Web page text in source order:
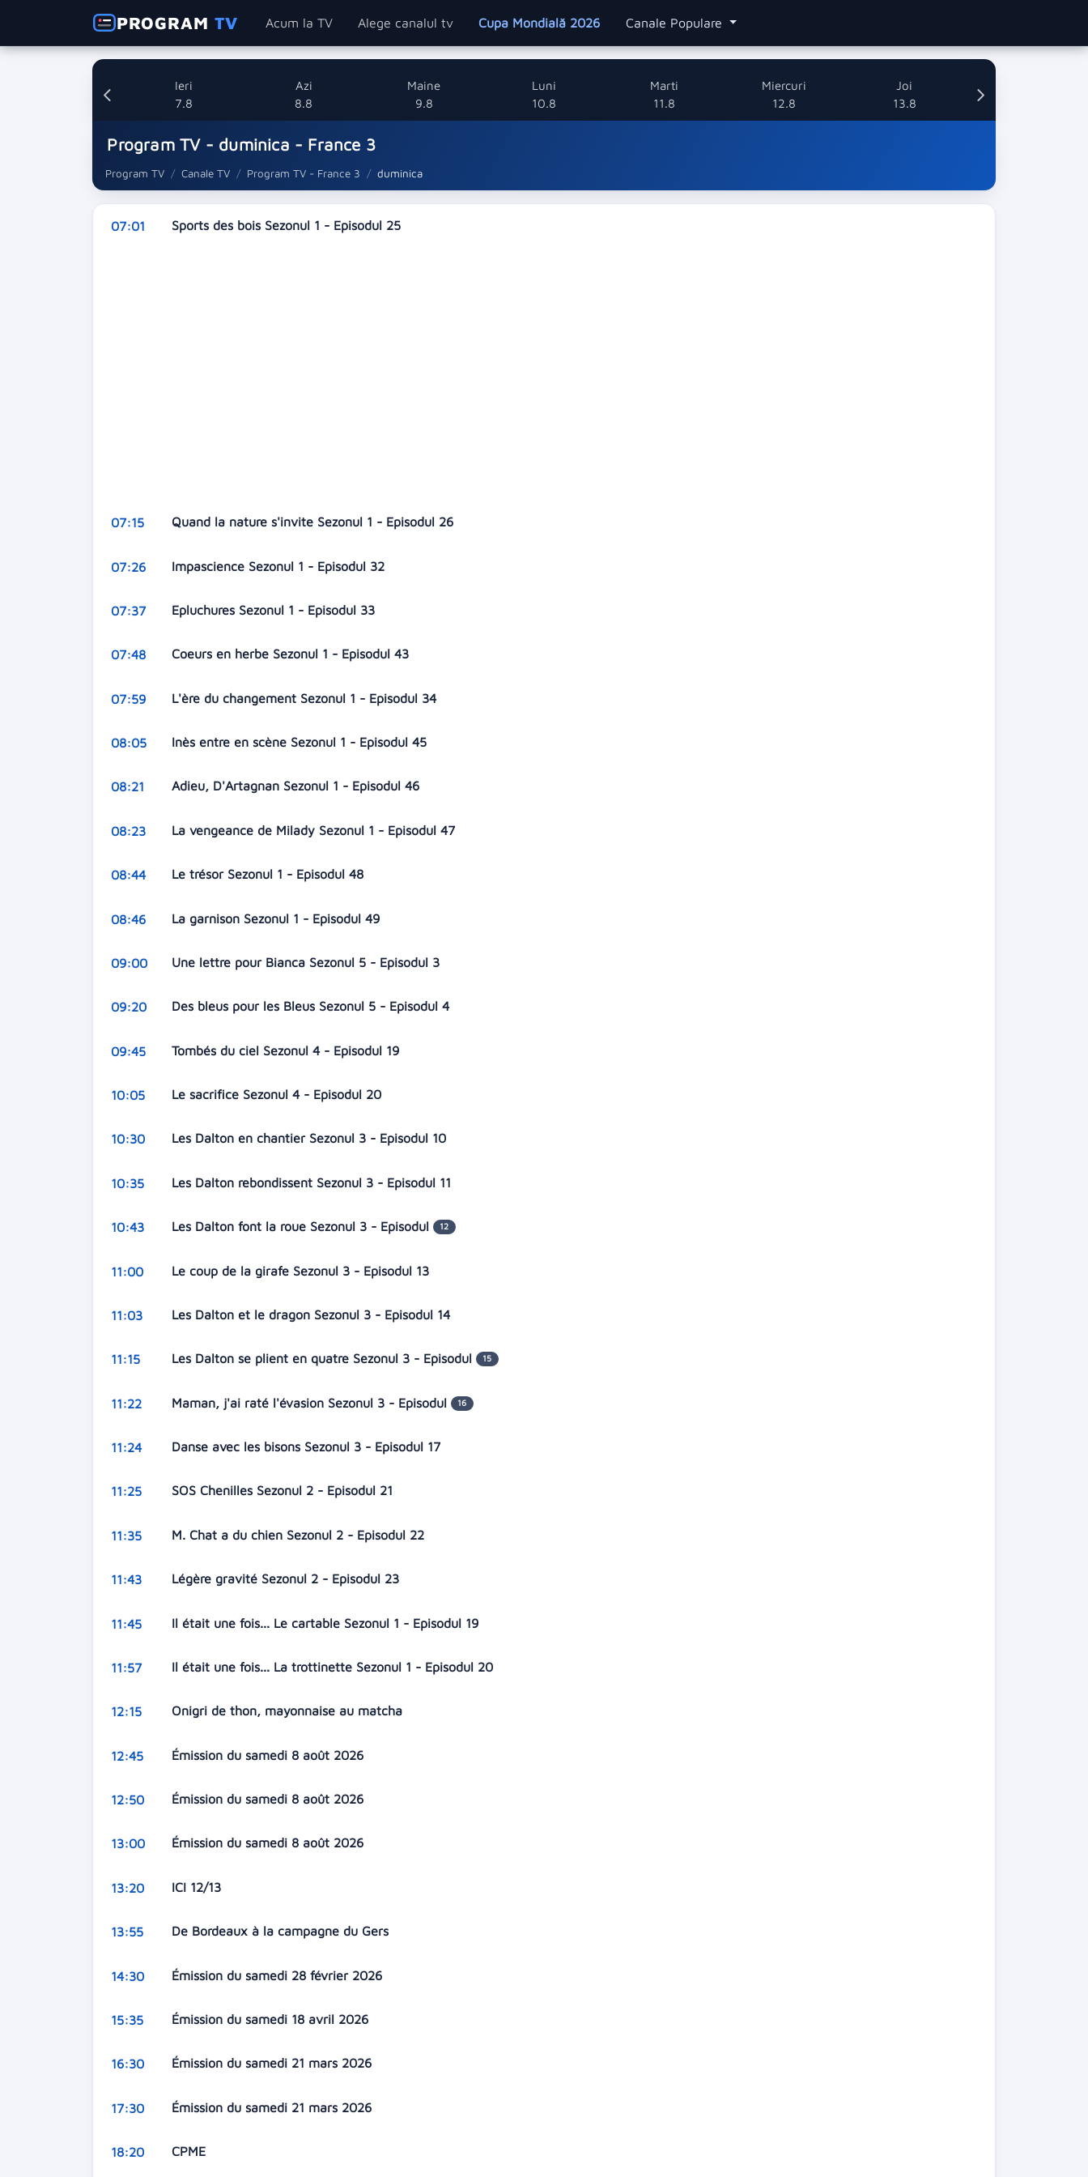
PROGRAMTV Acum la TV Alege canalul tv Cupa Mondială 2026 Canale Populare
Ieri
7.8
Azi
8.8
Maine
9.8
Luni
10.8
Marti
11.8
Miercuri
12.8
Joi
13.8
Program TV - duminica - France 3
Program TV Canale TV Program TV - France 3 duminica
07:01 Sports des bois Sezonul 1 - Episodul 25
07:15 Quand la nature s'invite Sezonul 1 - Episodul 26
07:26 Impascience Sezonul 1 - Episodul 32
07:37 Epluchures Sezonul 1 - Episodul 33
07:48 Coeurs en herbe Sezonul 1 - Episodul 43
07:59 L'ère du changement Sezonul 1 - Episodul 34
08:05 Inès entre en scène Sezonul 1 - Episodul 45
08:21 Adieu, D'Artagnan Sezonul 1 - Episodul 46
08:23 La vengeance de Milady Sezonul 1 - Episodul 47
08:44 Le trésor Sezonul 1 - Episodul 48
08:46 La garnison Sezonul 1 - Episodul 49
09:00 Une lettre pour Bianca Sezonul 5 - Episodul 3
09:20 Des bleus pour les Bleus Sezonul 5 - Episodul 4
09:45 Tombés du ciel Sezonul 4 - Episodul 19
10:05 Le sacrifice Sezonul 4 - Episodul 20
10:30 Les Dalton en chantier Sezonul 3 - Episodul 10
10:35 Les Dalton rebondissent Sezonul 3 - Episodul 11
10:43 Les Dalton font la roue Sezonul 3 - Episodul 12
11:00 Le coup de la girafe Sezonul 3 - Episodul 13
11:03 Les Dalton et le dragon Sezonul 3 - Episodul 14
11:15 Les Dalton se plient en quatre Sezonul 3 - Episodul 15
11:22 Maman, j'ai raté l'évasion Sezonul 3 - Episodul 16
11:24 Danse avec les bisons Sezonul 3 - Episodul 17
11:25 SOS Chenilles Sezonul 2 - Episodul 21
11:35 M. Chat a du chien Sezonul 2 - Episodul 22
11:43 Légère gravité Sezonul 2 - Episodul 23
11:45 Il était une fois... Le cartable Sezonul 1 - Episodul 19
11:57 Il était une fois... La trottinette Sezonul 1 - Episodul 20
12:15 Onigri de thon, mayonnaise au matcha
12:45 Émission du samedi 8 août 2026
12:50 Émission du samedi 8 août 2026
13:00 Émission du samedi 8 août 2026
13:20 ICI 12/13
13:55 De Bordeaux à la campagne du Gers
14:30 Émission du samedi 28 février 2026
15:35 Émission du samedi 18 avril 2026
16:30 Émission du samedi 21 mars 2026
17:30 Émission du samedi 21 mars 2026
18:20 CPME